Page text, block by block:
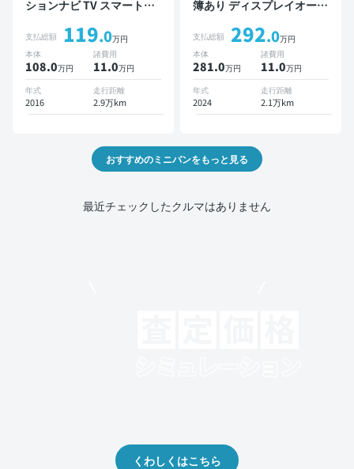
ションナビ TV スマートキ
支払総額 119.0万円
本体
108.0万円
諸費用
11.0万円
年式
2016
走行距離
2.9万km
簿あり ディスプレイオーデ
オートクルーズ 3列シート
スマートキー ETC バック
モニター ドライブレコーダ
ー 衝突軽減 両側電動スラ
イドドア 7人乗り
支払総額 292.0万円
本体
281.0万円
諸費用
11.0万円
年式
2024
走行距離
2.1万km
おすすめのミニバンをもっと見る
最近チェックしたクルマはありません
くわしくはこちら